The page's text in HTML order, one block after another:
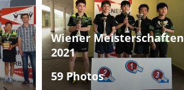
Wiener Meisterschaften
2021
59 Photos